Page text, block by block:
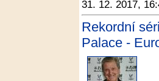
31. 12. 2017,
Rekordní
Palace -